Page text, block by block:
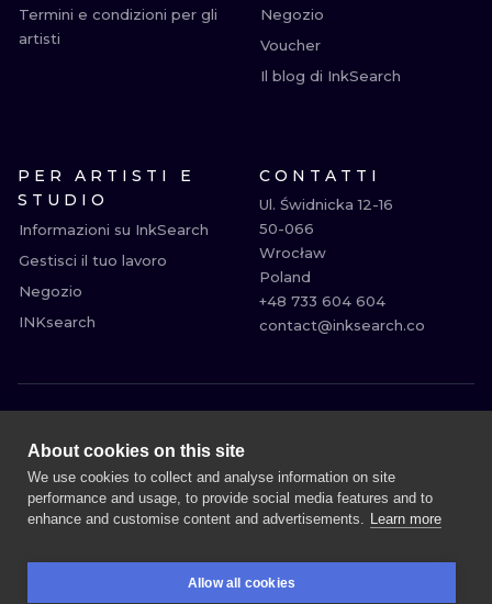
Termini e condizioni per gli
artisti
Negozio
Voucher
Il blog di InkSearch
PER ARTISTI E
STUDIO
Informazioni su InkSearch
Gestisci il tuo lavoro
Negozio
INKsearch
CONTATTI
Ul. Świdnicka 12-16
50-066
Wrocław
Poland
+48 733 604 604
contact@inksearch.co
MILANO
BOLOGNA
BARI
FIRENZE
VENEZIA
VIENNA
ATENE
About cookies on this site
We use cookies to collect and analyse information on site
performance and usage, to provide social media features and to
enhance and customise content and advertisements. Learn more
Allow all cookies